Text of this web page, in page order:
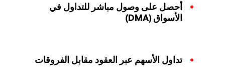
أحصل على وصول مباشر للتداول في
الأسواق (DMA)
تداول الأسهم عبر العقود مقابل الفروقات